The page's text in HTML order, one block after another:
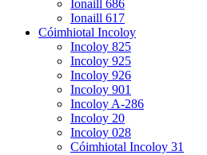
Ionaill 686
Ionaill 617
Cóimhiotal Incoloy
Incoloy 825
Incoloy 925
Incoloy 926
Incoloy 901
Incoloy A-286
Incoloy 20
Incoloy 028
Cóimhiotal Incoloy 31